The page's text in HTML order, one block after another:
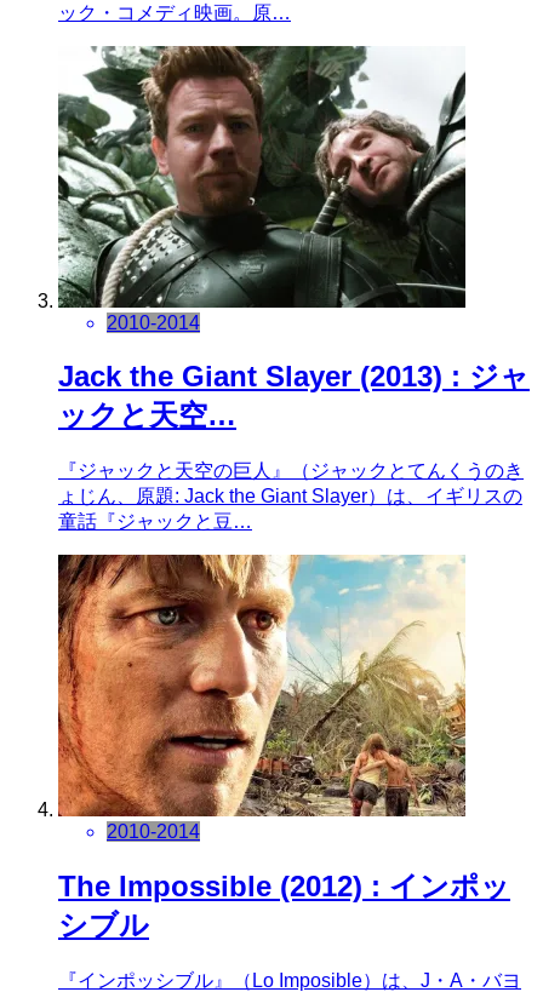
ック・コメディ映画。原…
2010-2014
Jack the Giant Slayer (2013) : ジャ
ックと天空…
『ジャックと天空の巨人』（ジャックとてんくうのき
ょじん、原題: Jack the Giant Slayer）は、イギリスの
童話『ジャックと豆…
2010-2014
The Impossible (2012) : インポッ
シブル
『インポッシブル』（Lo Imposible）は、J・A・バヨ